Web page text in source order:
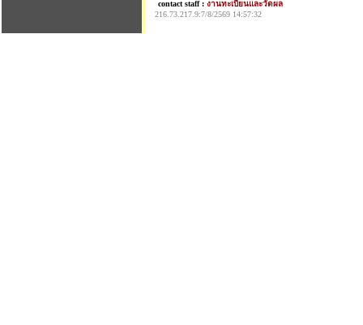
contact staff : งานทะเบียนและวัดผล
216.73.217.9:7/8/2569 14:57:32